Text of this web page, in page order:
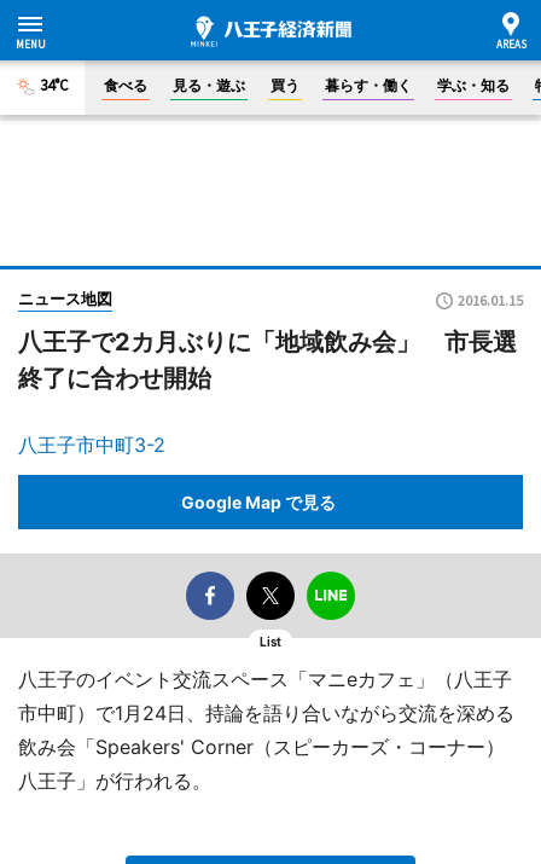
34°C 食べる 見る・遊ぶ 買う 暮らす・働く 学ぶ・知る
ニュース地図 2016.01.15
八王子で2カ月ぶりに「地域飲み会」 市長選
終了に合わせ開始
八王子市中町3-2
Google Map で見る
List
八王子のイベント交流スペース「マニeカフェ」（八王子
市中町）で1月24日、持論を語り合いながら交流を深める
飲み会「Speakers' Corner（スピーカーズ・コーナー）
八王子」が行われる。